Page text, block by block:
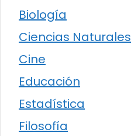
Biología
Ciencias Naturales
Cine
Educación
Estadística
Filosofía